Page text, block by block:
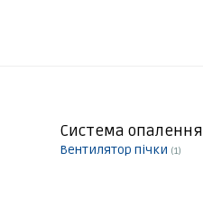
Система опалення
Вентилятор пічки (1)